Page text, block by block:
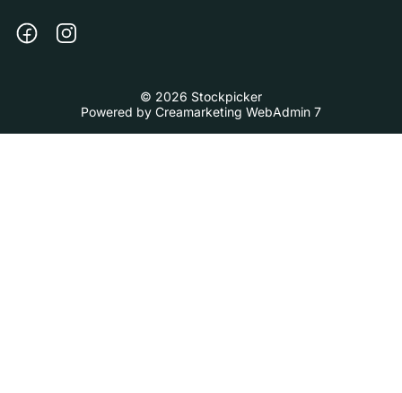
© 2026 Stockpicker
Powered by Creamarketing WebAdmin 7